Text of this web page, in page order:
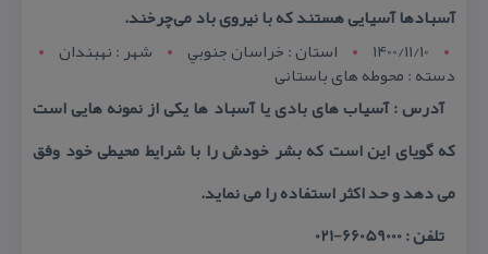
آسبادها آسیایی هستند كه با نیروی باد می‌چرخند.
1400/11/10
استان : خراسان جنوبي شهر : نهبندان
دسته : محوطه های باستانی
آدرس : آسیاب های بادی یا آسباد ها یكی از نمونه هایی است
كه گویای این است كه بشر خودش را با شرایط محیطی خود وفق
می دهد و حد اكثر استفاده را می نماید.
تلفن : 66059000-021